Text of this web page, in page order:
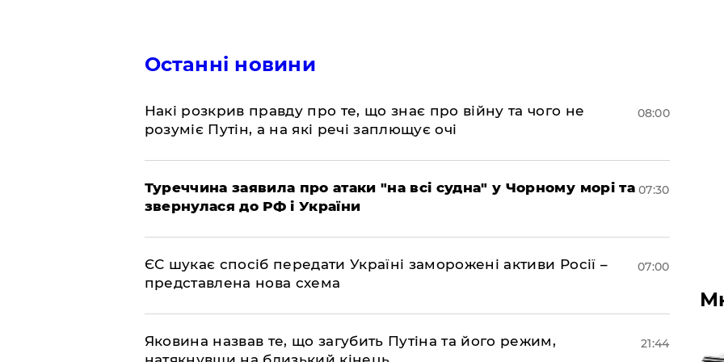
Останні новини
Накі розкрив правду про те, що знає про війну та чого не
розуміє Путін, а на які речі заплющує очі
08:00
Туреччина заявила про атаки "на всі судна" у Чорному морі та
звернулася до РФ і України
07:30
ЄС шукає спосіб передати Україні заморожені активи Росії –
представлена ​​нова схема
07:00
Яковина назвав те, що загубить Путіна та його режим,
21:44